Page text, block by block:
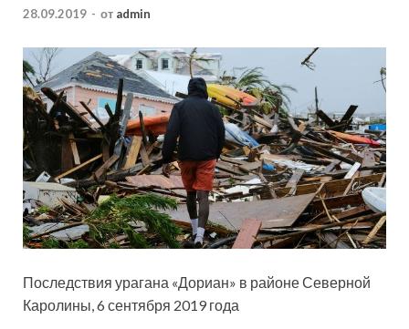
28.09.2019 - от admin
Последствия урагана «Дориан» в районе Северной
Каролины, 6 сентября 2019 года